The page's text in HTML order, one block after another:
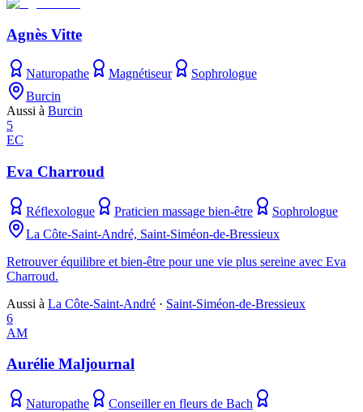
Agnès Vitte
Naturopathe Magnétiseur
Sophrologue
Burcin
Aussi à Burcin
5
EC
Eva Charroud
Réflexologue Praticien massage bien-être
Sophrologue
La Côte-Saint-André, Saint-Siméon-de-Bressieux
Retrouver équilibre et bien-être pour une vie plus sereine avec Eva
Charroud.
Aussi à La Côte-Saint-André · Saint-Siméon-de-Bressieux
6
AM
Aurélie Maljournal
Naturopathe
Conseiller en fleurs de Bach